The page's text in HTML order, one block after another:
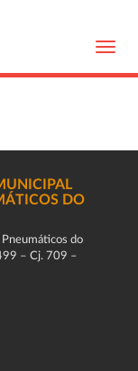
DO
do
– Cj. 709 –